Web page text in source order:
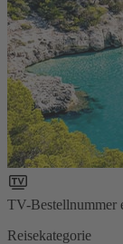
TV-Bestellnummer
Reisekategorie